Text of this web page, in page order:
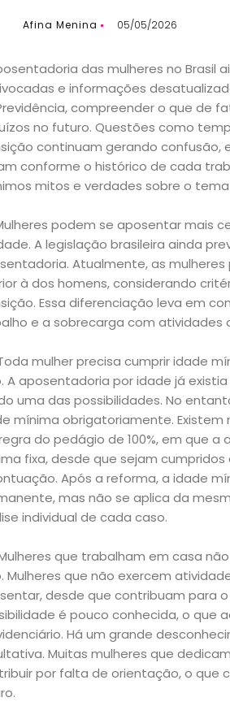
Afina Menina 05/05/2026
das mulheres no Brasil
e informações
compreender o que de
no futuro. Questões como
continuam gerando confusão,
conforme o histórico de cada
mitos e verdades sobre o
podem se aposentar mais
A legislação brasileira ainda
Atualmente, as
à dos homens, considerando
Essa diferenciação leva em
e a sobrecarga com atividades
mulher precisa cumprir idade
A aposentadoria por idade já
uma das possibilidades. No
mínima obrigatoriamente.
do pedágio de 100%, em que
fixa, desde que sejam
Após a reforma, a idade
mas não se aplica da
individual de cada caso.
que trabalham em casa
Mulheres que não exercem
desde que contribuam para
é pouco conhecida, o que
Há um grande
Muitas mulheres que
por falta de orientação, o que